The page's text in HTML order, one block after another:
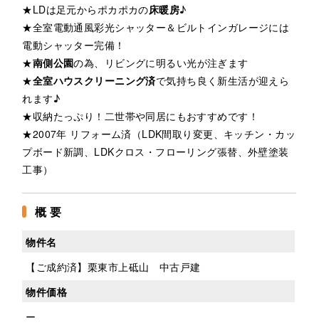
★LDは足元からポカポカの床暖房♪
★全室電動通風彩光シャッター＆ビルトインガレージには
電動シャッター完備！
★南側公園の為、リビングに明るい光が注ぎます
★全室ハウスクリーニング済で気持ち良く新生活が迎えら
れます♪
★収納たっぷり！二世帯や同居にもおすすめです！
★2007年 リフォーム済（LDK間取り変更、キッチン・カッ
プボード新調、LDKクロス・フローリング張替、外壁塗装
工事）
概 要
物件名
【ご成約済】栗東市上砥山 中古戸建
物件価格
ー